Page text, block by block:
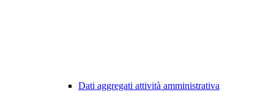
Dati aggregati attività amministrativa